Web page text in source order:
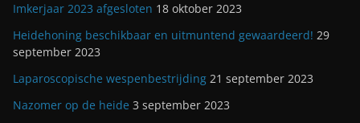
Imkerjaar 2023 afgesloten 18 oktober 2023
Heidehoning beschikbaar en uitmuntend gewaardeerd! 29
september 2023
Laparoscopische wespenbestrijding 21 september 2023
Nazomer op de heide 3 september 2023